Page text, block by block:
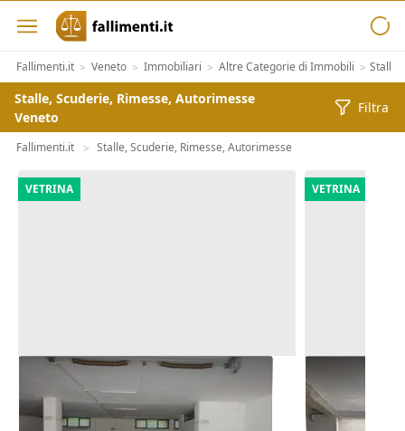
Fallimenti.it > Veneto > Immobiliari > Altre Categorie di Immobili > Stalle,
Stalle, Scuderie, Rimesse, Autorimesse
Veneto
Filtra
Fallimenti.it > Stalle, Scuderie, Rimesse, Autorimesse
VETRINA
Asta Autorimessa in complesso
commerciale
129.000 €
VETRINA
Asta Quota
interrata
17.000 €